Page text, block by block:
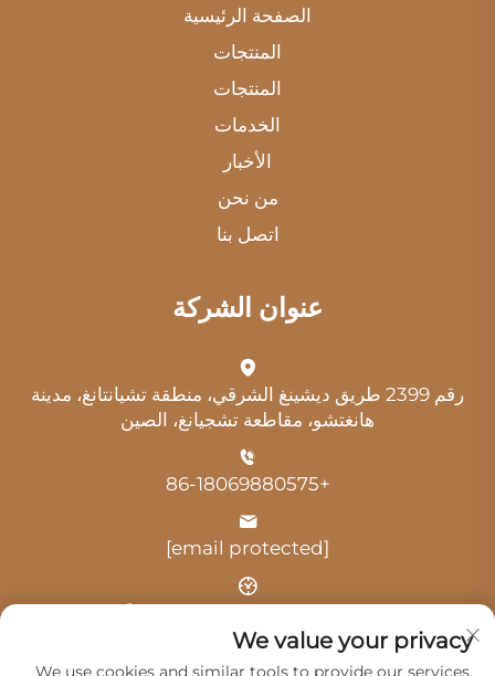
الصفحة الرئيسية
المنتجات
المنتجات
الخدمات
الأخبار
من نحن
اتصل بنا
عنوان الشركة
رقم 2399 طريق ديشينغ الشرقي، منطقة تشيانتانغ، مدينة
هانغتشو، مقاطعة تشجيانغ، الصين
+86-18069880575
[email protected]
الوقت: 9:00 صباحًا - 6:00 مساءً
We value your privacy
We use cookies and similar tools to provide our services.